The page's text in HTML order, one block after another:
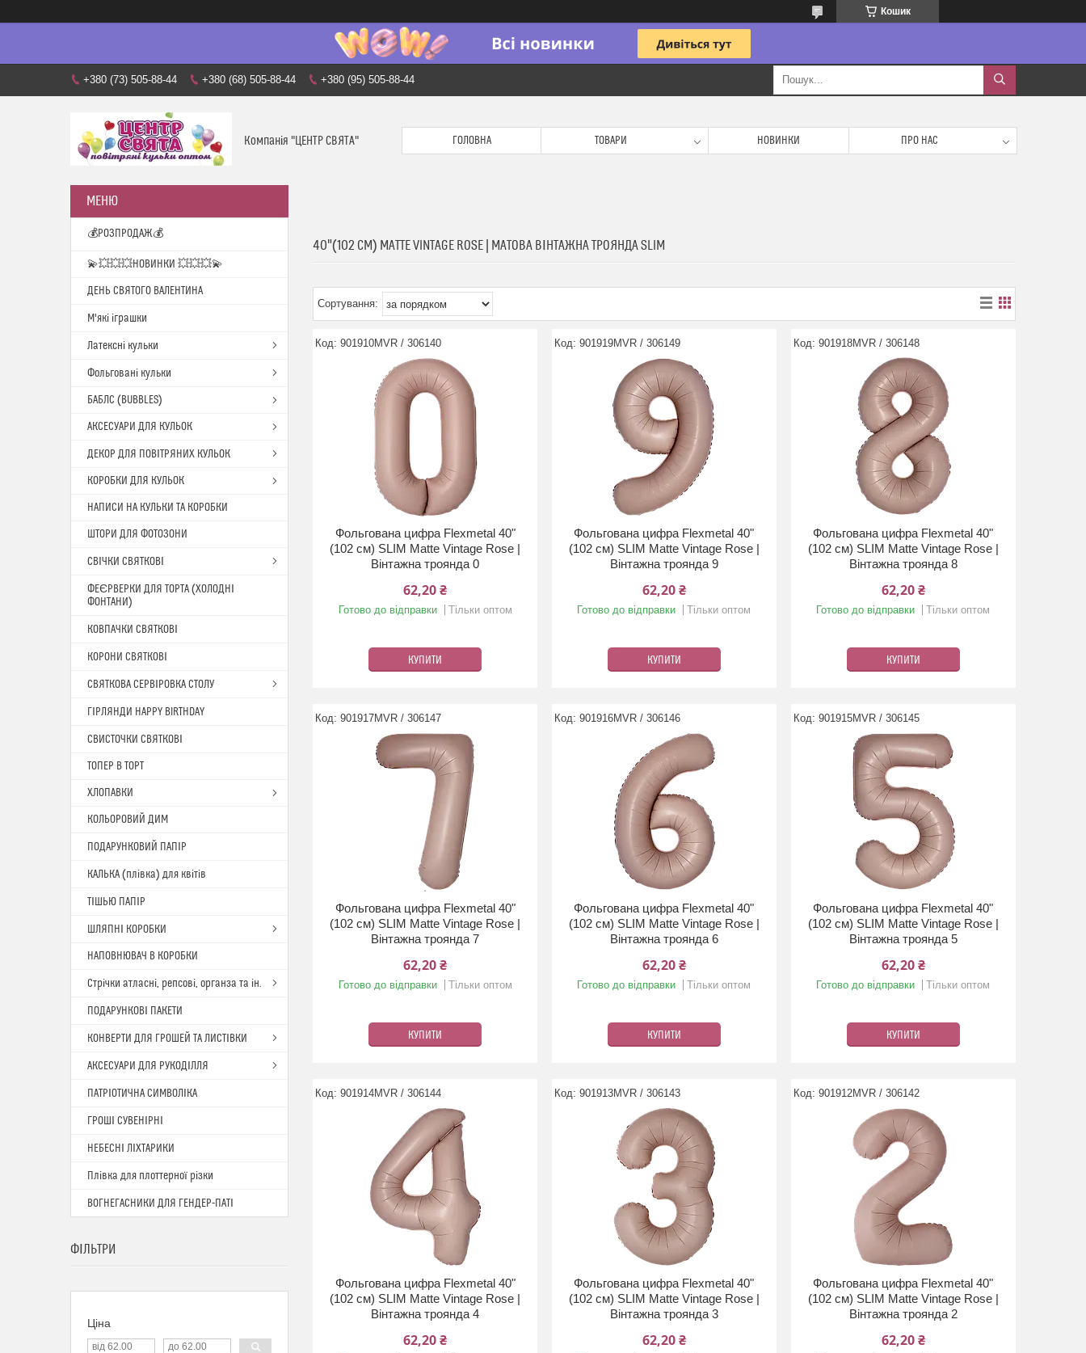
Кошик
+380 (73) 505-88-44 +380 (68) 505-88-44 +380 (95) 505-88-44
Компанія "ЦЕНТР СВЯТА" ГОЛОВНА ТОВАРИ НОВИНКИ ПРО НАС
40"(102 СМ) MATTE VINTAGE ROSE | МАТОВА ВІНТАЖНА ТРОЯНДА SLIM
901910MVR / 306140
Фольгована цифра Flexmetal 40"
(102 см) SLIM Matte Vintage Rose |
Вінтажна троянда 0
62,20 ₴
Готово до відправки Тільки оптом
КУПИТИ
901919MVR / 306149
Фольгована цифра Flexmetal 40"
(102 см) SLIM Matte Vintage Rose |
Вінтажна троянда 9
62,20 ₴
Готово до відправки Тільки оптом
КУПИТИ
901918MVR / 306148
Фольгована цифра Flexmetal 40"
(102 см) SLIM Matte Vintage Rose |
Вінтажна троянда 8
62,20 ₴
Готово до відправки Тільки оптом
КУПИТИ
901917MVR / 306147
Фольгована цифра Flexmetal 40"
(102 см) SLIM Matte Vintage Rose |
Вінтажна троянда 7
62,20 ₴
Готово до відправки Тільки оптом
КУПИТИ
901916MVR / 306146
Фольгована цифра Flexmetal 40"
(102 см) SLIM Matte Vintage Rose |
Вінтажна троянда 6
62,20 ₴
Готово до відправки Тільки оптом
КУПИТИ
901915MVR / 306145
Фольгована цифра Flexmetal 40"
(102 см) SLIM Matte Vintage Rose |
Вінтажна троянда 5
62,20 ₴
Готово до відправки Тільки оптом
КУПИТИ
901914MVR / 306144
Фольгована цифра Flexmetal 40"
(102 см) SLIM Matte Vintage Rose |
Вінтажна троянда 4
62,20 ₴
901913MVR / 306143
Фольгована цифра Flexmetal 40"
(102 см) SLIM Matte Vintage Rose |
Вінтажна троянда 3
62,20 ₴
901912MVR / 306142
Фольгована цифра Flexmetal 40"
(102 см) SLIM Matte Vintage Rose |
Вінтажна троянда 2
62,20 ₴
💰РОЗПРОДАЖ💰
💫💥💥💥НОВИНКИ 💥💥💥💫
ДЕНЬ СВЯТОГО ВАЛЕНТИНА
М'які іграшки
Латексні кульки
Фольговані кульки
БАБЛС (BUBBLES)
АКСЕСУАРИ ДЛЯ КУЛЬОК
ДЕКОР ДЛЯ ПОВІТРЯНИХ КУЛЬОК
КОРОБКИ ДЛЯ КУЛЬОК
НАПИСИ НА КУЛЬКИ ТА КОРОБКИ
ШТОРИ ДЛЯ ФОТОЗОНИ
СВІЧКИ СВЯТКОВІ
ФЕЄРВЕРКИ ДЛЯ ТОРТА (ХОЛОДНІ
ФОНТАНИ)
КОВПАЧКИ СВЯТКОВІ
КОРОНИ СВЯТКОВІ
СВЯТКОВА СЕРВІРОВКА СТОЛУ
ГІРЛЯНДИ HAPPY BIRTHDAY
СВИСТОЧКИ СВЯТКОВІ
ТОПЕР В ТОРТ
ХЛОПАВКИ
КОЛЬОРОВИЙ ДИМ
ПОДАРУНКОВИЙ ПАПІР
КАЛЬКА (плівка) для квітів
ТІШЬЮ ПАПІР
ШЛЯПНІ КОРОБКИ
НАПОВНЮВАЧ В КОРОБКИ
Стрічки атласні, репсові, органза та ін.
ПОДАРУНКОВІ ПАКЕТИ
КОНВЕРТИ ДЛЯ ГРОШЕЙ ТА ЛИСТІВКИ
АКСЕСУАРИ ДЛЯ РУКОДІЛЛЯ
ПАТРІОТИЧНА СИМВОЛІКА
ГРОШІ СУВЕНІРНІ
НЕБЕСНІ ЛІХТАРИКИ
Плівка для плоттерної різки
ВОГНЕГАСНИКИ ДЛЯ ГЕНДЕР-ПАТІ
ФІЛЬТРИ
Ціна